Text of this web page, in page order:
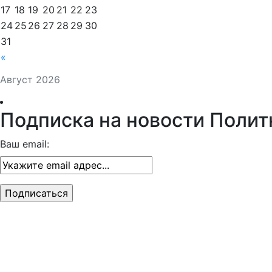
Август 2026
«
17 18 19 20 21 22 23
24 25 26 27 28 29 30
31
Подписка на новости
Ваш email: